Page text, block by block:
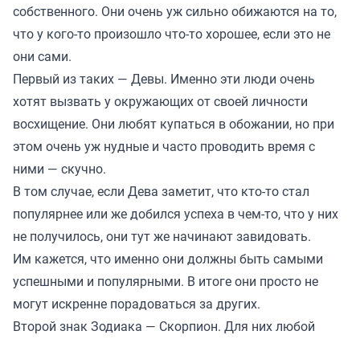
собственного. Они очень уж сильно обижаются на то,
что у кого-то произошло что-то хорошее, если это не
они сами.
Первый из таких — Девы. Именно эти люди очень
хотят вызвать у окружающих от своей личности
восхищение. Они любят купаться в обожании, но при
этом очень уж нудные и часто проводить время с
ними — скучно.
В том случае, если Дева заметит, что кто-то стал
популярнее или же добился успеха в чем-то, что у них
не получилось, они тут же начинают завидовать.
Им кажется, что именно они должны быть самыми
успешными и популярными. В итоге они просто не
могут искренне порадоваться за других.
Второй знак Зодиака — Скорпион. Для них любой